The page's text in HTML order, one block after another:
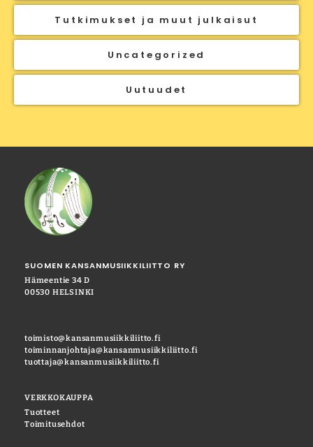
Tutkimukset ja muut julkaisut
Uncategorized
Uutuudet
SUOMEN KANSANMUSIIKKILIITTO RY
Hämeentie 34 D
00530 HELSINKI
toimisto@kansanmusiikkiliitto.fi
toiminnanjohtaja@kansanmusiikkiliitto.fi
tuottaja@kansanmusiikkiliitto.fi
VERKKOKAUPPA
Tuotteet
Toimitusehdot